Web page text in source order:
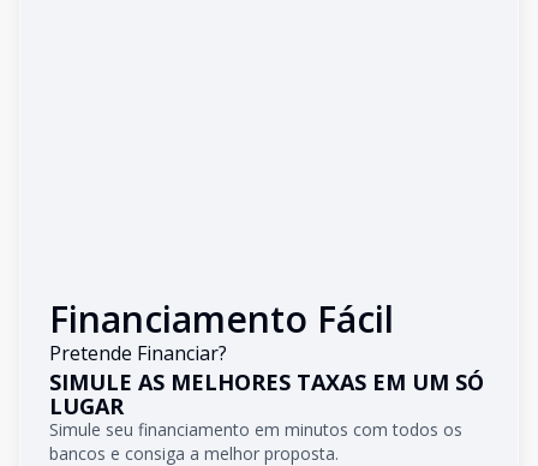
Financiamento Fácil
Pretende Financiar?
SIMULE AS MELHORES TAXAS EM UM SÓ
LUGAR
Simule seu financiamento em minutos com todos os
bancos e consiga a melhor proposta.